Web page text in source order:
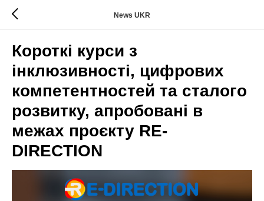
News UKR
Короткі курси з
інклюзивності, цифрових
компетентностей та сталого
розвитку, апробовані в
межах проєкту RE-
DIRECTION